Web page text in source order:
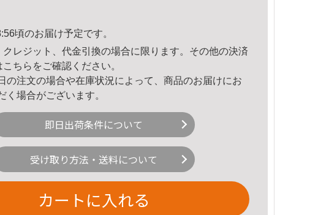
頃のお届け予定です。
クレジット、代金引換の場合に限ります。その他の決済
こちら をご確認ください。
の注文の場合や在庫状況によって、商品のお届けにお
く場合がございます。
即日出荷条件について
受け取り方法・送料について
カートに入れる